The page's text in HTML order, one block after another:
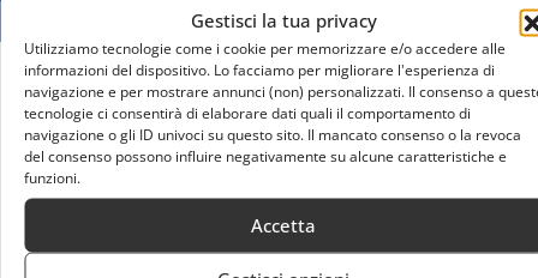
Gestisci la tua privacy
Utilizziamo tecnologie come i cookie per memorizzare e/o accedere alle
informazioni del dispositivo. Lo facciamo per migliorare l'esperienza di
navigazione e per mostrare annunci (non) personalizzati. Il consenso a
tecnologie ci consentirà di elaborare dati quali il comportamento di
navigazione o gli ID univoci su questo sito. Il mancato consenso o la revoca
del consenso possono influire negativamente su alcune caratteristiche e
funzioni.
Accetta
Home
Milano “A” trionfa nella Coppa delle Province:
successo regionale al termine di sfide equilibrate